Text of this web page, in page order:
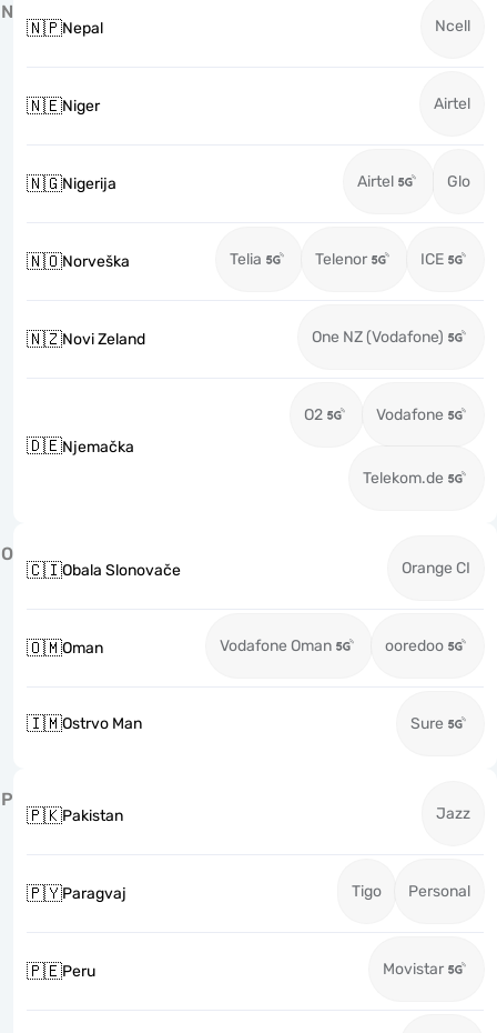
N
🇳🇵Nepal Ncell
🇳🇪Niger Airtel
🇳🇬Nigerija Airtel Glo
🇳🇴Norveška Telia Telenor ICE
🇳🇿Novi Zeland One NZ (Vodafone)
🇩🇪Njemačka
O2 Vodafone
Telekom.de
O
🇨🇮Obala Slonovače Orange CI
🇴🇲Oman Vodafone Oman ooredoo
🇮🇲Ostrvo Man Sure
P
🇵🇰Pakistan Jazz
🇵🇾Paragvaj Tigo Personal
🇵🇪Peru Movistar